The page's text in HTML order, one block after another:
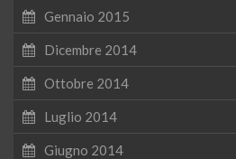
Gennaio 2015
Dicembre 2014
Ottobre 2014
Luglio 2014
Giugno 2014